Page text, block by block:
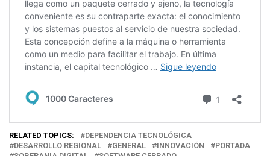
RELATED TOPICS:
DEPENDENCIA TECNOLÓGICA
DESARROLLO REGIONAL
GENERAL INNOVACIÓN
PORTADA